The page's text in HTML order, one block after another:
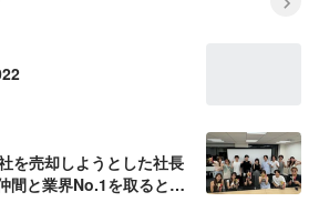
を売却しようとした社長
間と業界No.1を取ると決